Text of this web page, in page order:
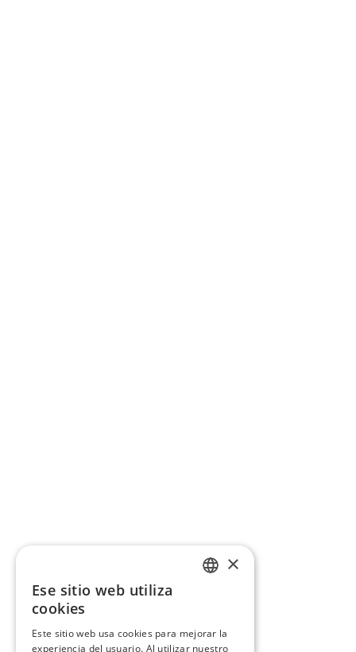
×
Ese sitio web utiliza
cookies
Este sitio web usa cookies para mejorar la
experiencia del usuario. Al utilizar nuestro